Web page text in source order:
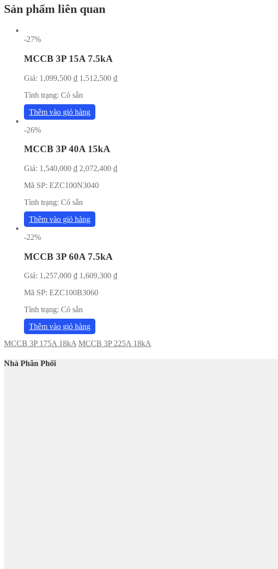
Sản phẩm liên quan
-27%
MCCB 3P 15A 7.5kA
Giá: 1,099,500 ₫ 1,512,500 ₫
Tình trạng: Có sẵn
Thêm vào giỏ hàng
-26%
MCCB 3P 40A 15kA
Giá: 1,540,000 ₫ 2,072,400 ₫
Mã SP: EZC100N3040
Tình trạng: Có sẵn
Thêm vào giỏ hàng
-22%
MCCB 3P 60A 7.5kA
Giá: 1,257,000 ₫ 1,609,300 ₫
Mã SP: EZC100B3060
Tình trạng: Có sẵn
Thêm vào giỏ hàng
MCCB 3P 175A 18kA MCCB 3P 225A 18kA
Nhà Phân Phối